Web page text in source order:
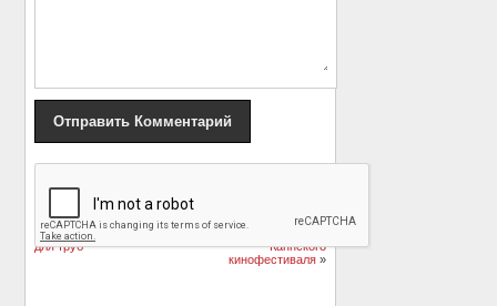
Бари Алибасов в
реанимации после
стакана очистителя
для труб
предложение на
красной дорожке
Каннского
кинофестиваля»